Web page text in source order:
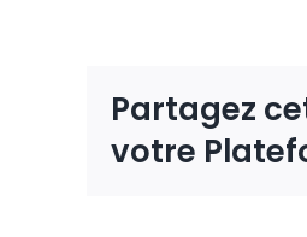
Partagez
votre